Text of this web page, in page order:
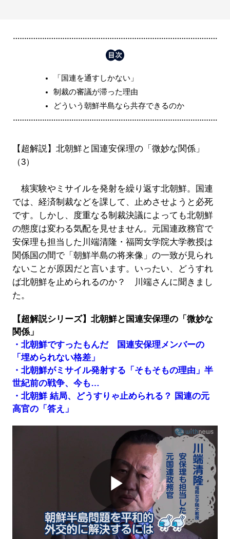
「国連を通すしかない」
制裁の審議が滞った理由
どういう朝鮮半島なら共存できるのか
【超解説】北朝鮮と国連安保理の「微妙な関係」
（3）
核実験やミサイルを発射を繰り返す北朝鮮。国連
では、経済制裁などを課して、止めさせようと必死
です。しかし、度重なる制裁決議によっても北朝鮮
の態度は変わる気配を見せません。元国連政務官で
安保理も担当した川端清隆・福岡女学院大学教授は
関係国の間で「朝鮮半島の将来像」の一致が見られ
ないことが原因だと言います。いったい、どうすれ
ば北朝鮮を止められるのか？ 川端さんに聞きまし
た。
【超解説シリーズ】北朝鮮と国連安保理の「微妙な
関係」
・北朝鮮ですったもんだ 国連安保理メンバーの
「埋められない格差」
・北朝鮮がミサイル発射する「そもそもの理由」半
世紀前の戦争、今も…
・北朝鮮 結局、どうすりゃ止められる？ 国連の元
高官の「答え」
Play